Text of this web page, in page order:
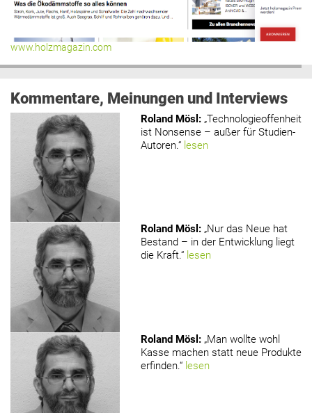
www.holzmagazin.com
Kommentare, Meinungen und Interviews
Roland Mösl : „Technologieoffenheit
ist Nonsense – außer für Studien-
Autoren.“ lesen
Roland Mösl : „Nur das Neue hat
Bestand – in der Entwicklung liegt
die Kraft.“ lesen
Roland Mösl : „Man wollte wohl
Kasse machen statt neue Produkte
erfinden.“ lesen